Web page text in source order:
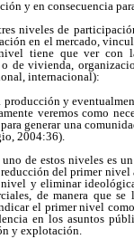
y en consecuencia
niveles de
en el mercado,
tiene que ver con
de vivienda,
internacional):
y
veremos como
para generar una
2004:36).
de estos niveles es
del primer
y eliminar
de manera que
el primer nivel
en los asuntos
y explotación.